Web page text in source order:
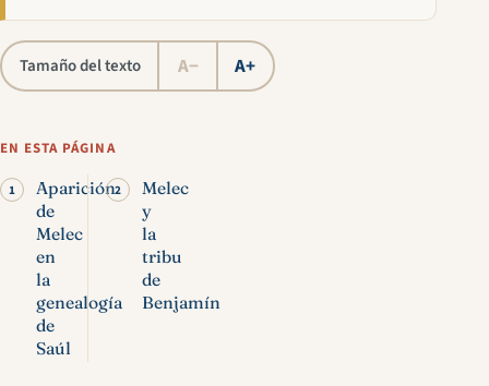
Tamaño del texto A− A+
EN ESTA PÁGINA
Aparición
de
Melec
en
la
genealogía
de
Saúl
Melec
y
la
tribu
de
Benjamín